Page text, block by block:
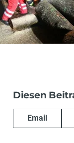
Diesen
Email